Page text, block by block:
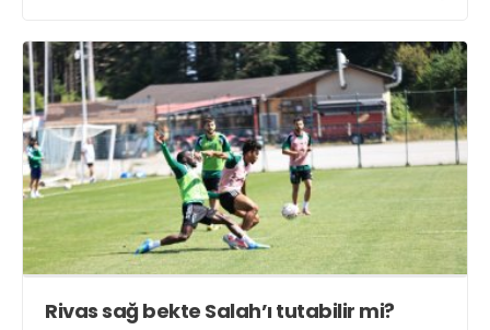
Rivas sağ bekte Salah’ı tutabilir mi?